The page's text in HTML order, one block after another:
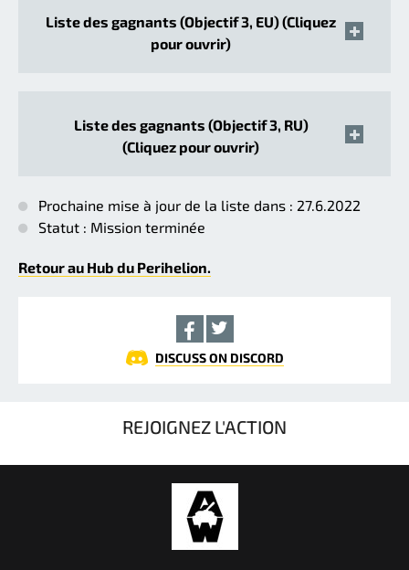
Liste des gagnants (Objectif 3, EU) (Cliquez
pour ouvrir)
Liste des gagnants (Objectif 3, RU)
(Cliquez pour ouvrir)
Prochaine mise à jour de la liste dans : 27.6.2022
Statut : Mission terminée
Retour au Hub du Perihelion.
DISCUSS ON DISCORD
REJOIGNEZ L'ACTION